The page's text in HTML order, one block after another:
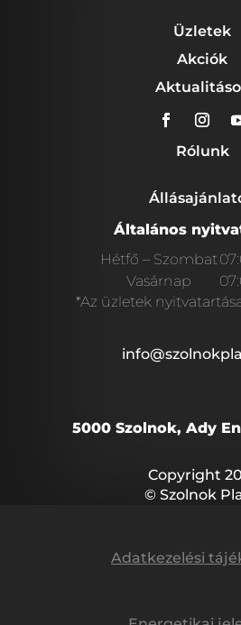
Üzletek
Akciók
Rólunk
Általános
Hétfő – Szombat
Vasárnap
*Az üzletek
5000 Szolnok, Ady
Copyright
© Szolnok
Adatkezelési